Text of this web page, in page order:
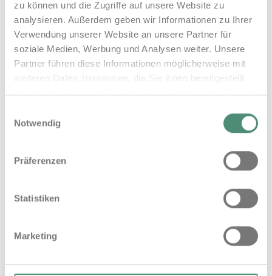
zu können und die Zugriffe auf unsere Website zu
analysieren. Außerdem geben wir Informationen zu Ihrer
Verwendung unserer Website an unsere Partner für
soziale Medien, Werbung und Analysen weiter. Unsere
Partner führen diese Informationen möglicherweise mit
weiteren Daten zusammen, die Sie ihnen bereitgestellt
haben oder die sie im Rahmen Ihrer Nutzung der Dienste
Datenschutz
Notwendig
Präferenzen
Statistiken
Marketing